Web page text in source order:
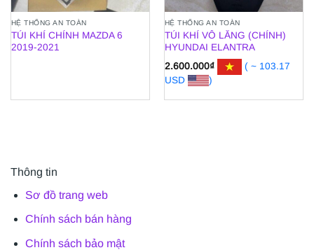
HỆ THỐNG AN TOÀN
TÚI KHÍ CHÍNH MAZDA 6
2019-2021
HỆ THỐNG AN TOÀN
TÚI KHÍ VÔ LĂNG (CHÍNH)
HYUNDAI ELANTRA
2.600.000₫
( ~ 103.17
USD
)
Thông tin
Sơ đồ trang web
Chính sách bán hàng
Chính sách bảo mật